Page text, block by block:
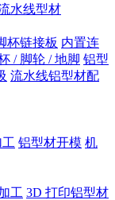
水线型材
杯链接板 内置连
/ 脚轮 / 地脚 铝型
流水线铝型材配
铝型材开模 机
工 3D 打印铝型材